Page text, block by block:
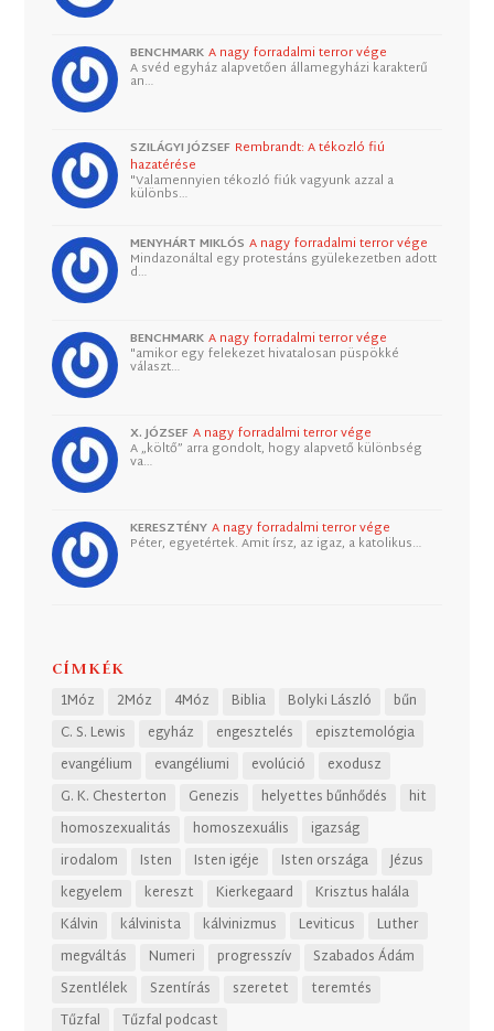
BENCHMARK A nagy forradalmi terror vége
A svéd egyház alapvetően államegyházi karakterű
an…
SZILÁGYI JÓZSEF Rembrandt: A tékozló fiú
hazatérése
"Valamennyien tékozló fiúk vagyunk azzal a
különbs…
MENYHÁRT MIKLÓS A nagy forradalmi terror vége
Mindazonáltal egy protestáns gyülekezetben adott
d…
BENCHMARK A nagy forradalmi terror vége
"amikor egy felekezet hivatalosan püspökké
választ…
X. JÓZSEF A nagy forradalmi terror vége
A „költő” arra gondolt, hogy alapvető különbség
va…
KERESZTÉNY A nagy forradalmi terror vége
Péter, egyetértek. Amit írsz, az igaz, a katolikus…
CÍMKÉK
1Móz 2Móz 4Móz Biblia Bolyki László
bűn
C. S. Lewis
egyház engesztelés
episztemológia
evangélium
evangéliumi evolúció
exodusz
G. K. Chesterton
Genezis helyettes bűnhődés
hit
homoszexualitás
homoszexuális
igazság
irodalom
Isten Isten igéje Isten országa
Jézus
kegyelem
kereszt Kierkegaard
Krisztus halála
Kálvin
kálvinista kálvinizmus Leviticus
Luther
megváltás
Numeri progresszív
Szabados Ádám
Szentlélek
Szentírás szeretet
teremtés
Tűzfal
Tűzfal podcast